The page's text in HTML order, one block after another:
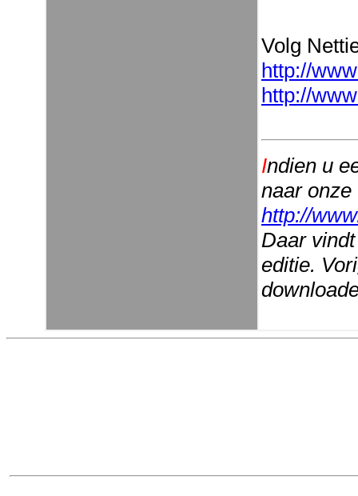
Volg
http://
http://
Indien u
naar
http://
Daar
editie.